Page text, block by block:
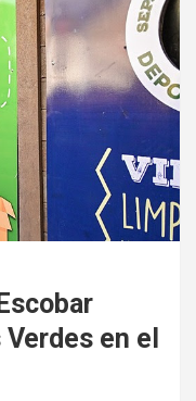
en el